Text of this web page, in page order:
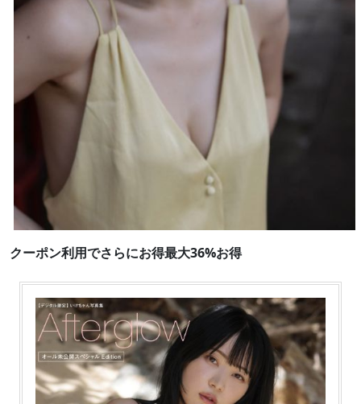
クーポン利用でさらにお得最大36%お得